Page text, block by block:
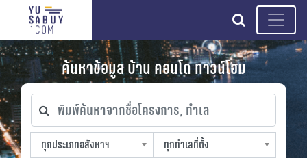
search
ค้นหาข้อมูล บ้าน คอนโด ทาวน์โฮม
พิมพ์ค้นหาจากชื่อโครงการ, ทำเล
ทุกประเภทอสังหาฯ
ทุกประเภทอสังหาฯ
ทุกทำเลที่ตั้ง
ทุกทำเลที่ตั้ง